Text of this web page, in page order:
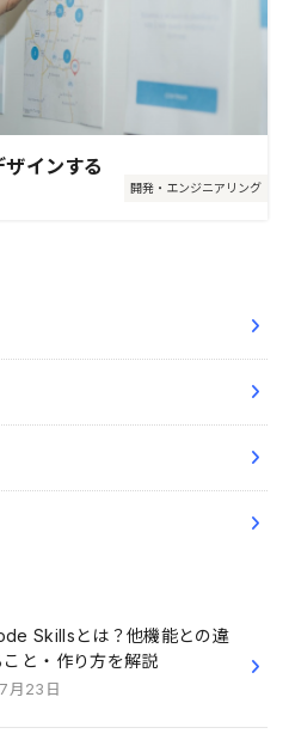
開発・エンジニアリング
インする
Skillsとは？他機能との違
と・作り方を解説
月23日